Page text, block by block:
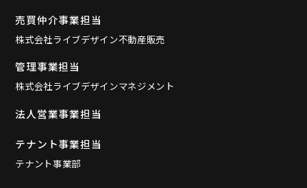
売買仲介事業担当
株式会社ライブデザイン不動産販売
管理事業担当
株式会社ライブデザインマネジメント
法人営業事業担当
テナント事業担当
テナント事業部